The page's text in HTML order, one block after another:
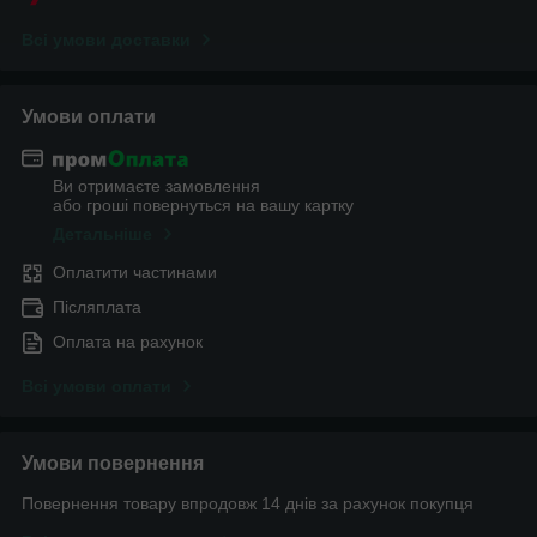
Умови оплати
Ви отримаєте замовлення
або гроші повернуться на вашу картку
Оплатити частинами
Післяплата
Оплата на рахунок
Умови повернення
Повернення товару впродовж 14 днів за рахунок покупця